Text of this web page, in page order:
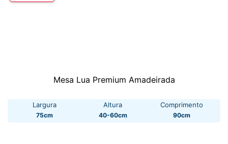
Mesa Lua Premium Amadeirada
Largura
75cm
Altura
40-60cm
Comprimento
90cm